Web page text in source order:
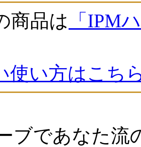
商品は 「IPM
使い方はこち
ブであなた流